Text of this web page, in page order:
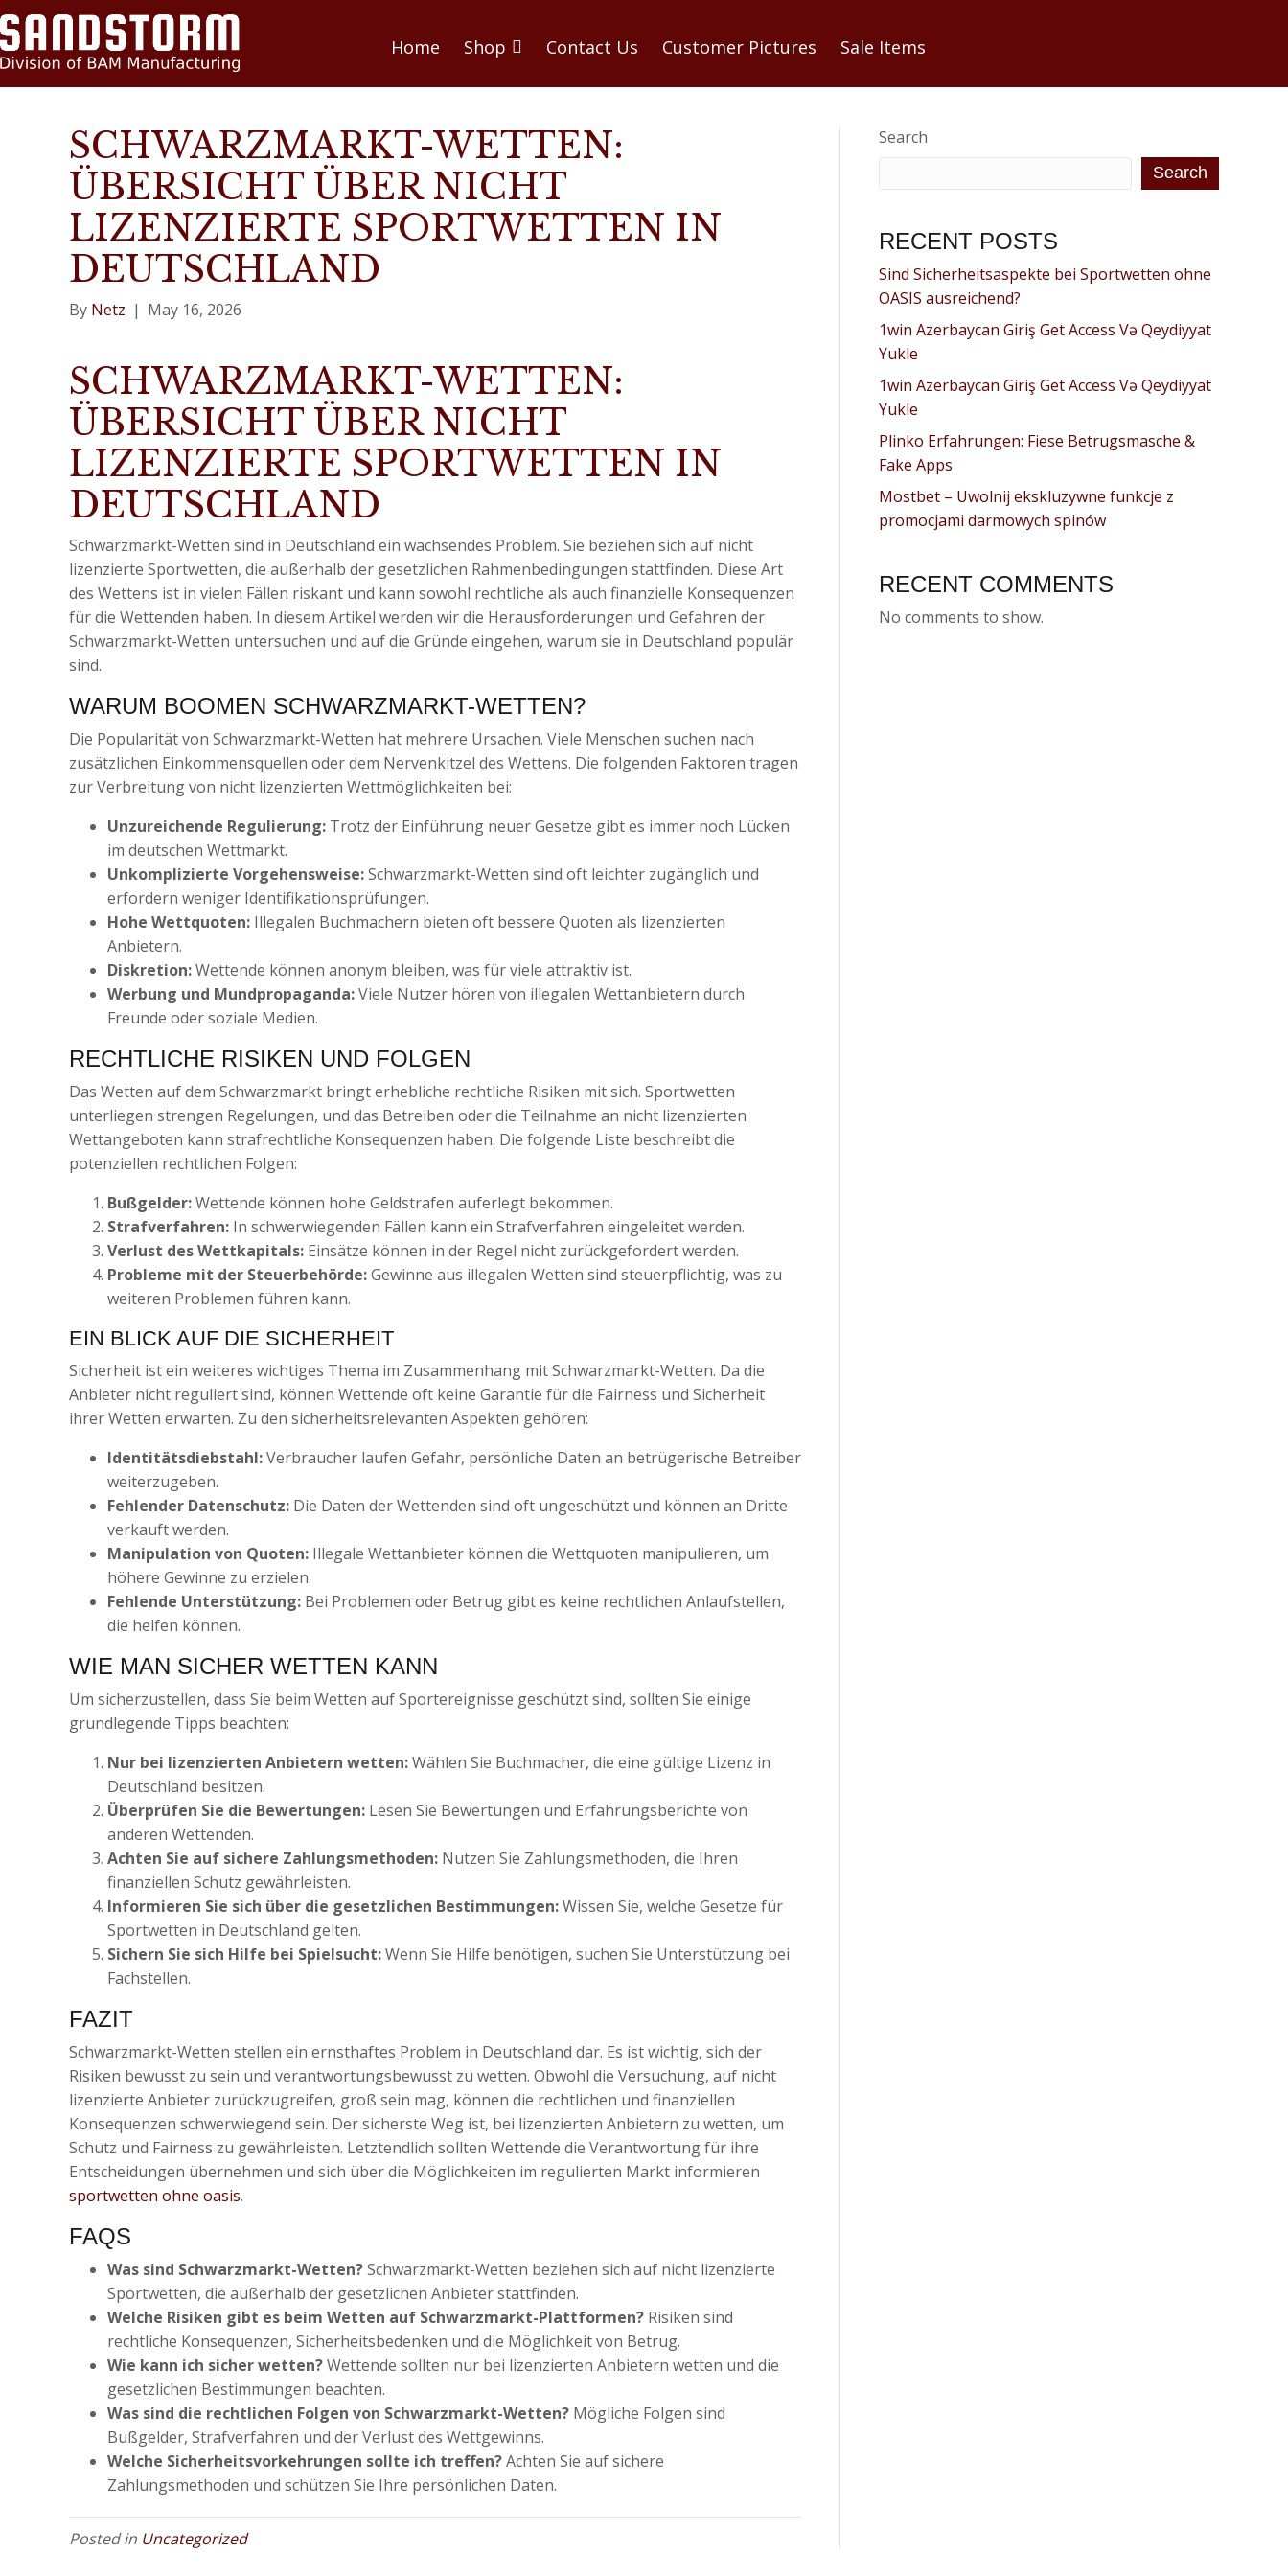
Home Shop Contact Us Customer Pictures Sale Items
SCHWARZMARKT-WETTEN:
ÜBERSICHT ÜBER NICHT
LIZENZIERTE SPORTWETTEN IN
DEUTSCHLAND
By Netz | May 16, 2026
SCHWARZMARKT-WETTEN:
ÜBERSICHT ÜBER NICHT
LIZENZIERTE SPORTWETTEN IN
DEUTSCHLAND
Schwarzmarkt-Wetten sind in Deutschland ein wachsendes Problem. Sie beziehen sich auf nicht
lizenzierte Sportwetten, die außerhalb der gesetzlichen Rahmenbedingungen stattfinden. Diese Art
des Wettens ist in vielen Fällen riskant und kann sowohl rechtliche als auch finanzielle Konsequenzen
für die Wettenden haben. In diesem Artikel werden wir die Herausforderungen und Gefahren der
Schwarzmarkt-Wetten untersuchen und auf die Gründe eingehen, warum sie in Deutschland populär
sind.
WARUM BOOMEN SCHWARZMARKT-WETTEN?
Die Popularität von Schwarzmarkt-Wetten hat mehrere Ursachen. Viele Menschen suchen nach
zusätzlichen Einkommensquellen oder dem Nervenkitzel des Wettens. Die folgenden Faktoren tragen
zur Verbreitung von nicht lizenzierten Wettmöglichkeiten bei:
Unzureichende Regulierung: Trotz der Einführung neuer Gesetze gibt es immer noch Lücken
im deutschen Wettmarkt.
Unkomplizierte Vorgehensweise:Schwarzmarkt-Wetten sind oft leichter zugänglich und
erfordern weniger Identifikationsprüfungen.
Hohe Wettquoten: Illegalen Buchmachern bieten oft bessere Quoten als lizenzierten
Anbietern.
Diskretion:Wettende können anonym bleiben, was für viele attraktiv ist.
Werbung und Mundpropaganda:Viele Nutzer hören von illegalen Wettanbietern durch
Freunde oder soziale Medien.
RECHTLICHE RISIKEN UND FOLGEN
Das Wetten auf dem Schwarzmarkt bringt erhebliche rechtliche Risiken mit sich. Sportwetten
unterliegen strengen Regelungen, und das Betreiben oder die Teilnahme an nicht lizenzierten
Wettangeboten kann strafrechtliche Konsequenzen haben. Die folgende Liste beschreibt die
potenziellen rechtlichen Folgen:
Bußgelder:Wettende können hohe Geldstrafen auferlegt bekommen.
Strafverfahren: In schwerwiegenden Fällen kann ein Strafverfahren eingeleitet werden.
Verlust des Wettkapitals: Einsätze können in der Regel nicht zurückgefordert werden.
Probleme mit der Steuerbehörde:Gewinne aus illegalen Wetten sind steuerpflichtig, was zu
weiteren Problemen führen kann.
EIN BLICK AUF DIE SICHERHEIT
Sicherheit ist ein weiteres wichtiges Thema im Zusammenhang mit Schwarzmarkt-Wetten. Da die
Anbieter nicht reguliert sind, können Wettende oft keine Garantie für die Fairness und Sicherheit
ihrer Wetten erwarten. Zu den sicherheitsrelevanten Aspekten gehören:
Identitätsdiebstahl:Verbraucher laufen Gefahr, persönliche Daten an betrügerische Betreiber
weiterzugeben.
Fehlender Datenschutz: Die Daten der Wettenden sind oft ungeschützt und können an Dritte
verkauft werden.
Manipulation von Quoten: Illegale Wettanbieter können die Wettquoten manipulieren, um
höhere Gewinne zu erzielen.
Fehlende Unterstützung: Bei Problemen oder Betrug gibt es keine rechtlichen Anlaufstellen,
die helfen können.
WIE MAN SICHER WETTEN KANN
Um sicherzustellen, dass Sie beim Wetten auf Sportereignisse geschützt sind, sollten Sie einige
grundlegende Tipps beachten:
Nur bei lizenzierten Anbietern wetten:Wählen Sie Buchmacher, die eine gültige Lizenz in
Deutschland besitzen.
Überprüfen Sie die Bewertungen: Lesen Sie Bewertungen und Erfahrungsberichte von
anderen Wettenden.
Achten Sie auf sichere Zahlungsmethoden: Nutzen Sie Zahlungsmethoden, die Ihren
finanziellen Schutz gewährleisten.
Informieren Sie sich über die gesetzlichen Bestimmungen:Wissen Sie, welche Gesetze für
Sportwetten in Deutschland gelten.
Sichern Sie sich Hilfe bei Spielsucht:Wenn Sie Hilfe benötigen, suchen Sie Unterstützung bei
Fachstellen.
FAZIT
Schwarzmarkt-Wetten stellen ein ernsthaftes Problem in Deutschland dar. Es ist wichtig, sich der
Risiken bewusst zu sein und verantwortungsbewusst zu wetten. Obwohl die Versuchung, auf nicht
lizenzierte Anbieter zurückzugreifen, groß sein mag, können die rechtlichen und finanziellen
Konsequenzen schwerwiegend sein. Der sicherste Weg ist, bei lizenzierten Anbietern zu wetten, um
Schutz und Fairness zu gewährleisten. Letztendlich sollten Wettende die Verantwortung für ihre
Entscheidungen übernehmen und sich über die Möglichkeiten im regulierten Markt informieren
sportwetten ohne oasis.
FAQS
Was sind Schwarzmarkt-Wetten?Schwarzmarkt-Wetten beziehen sich auf nicht lizenzierte
Sportwetten, die außerhalb der gesetzlichen Anbieter stattfinden.
Welche Risiken gibt es beim Wetten auf Schwarzmarkt-Plattformen? Risiken sind
rechtliche Konsequenzen, Sicherheitsbedenken und die Möglichkeit von Betrug.
Wie kann ich sicher wetten?Wettende sollten nur bei lizenzierten Anbietern wetten und die
gesetzlichen Bestimmungen beachten.
Was sind die rechtlichen Folgen von Schwarzmarkt-Wetten? Mögliche Folgen sind
Bußgelder, Strafverfahren und der Verlust des Wettgewinns.
Welche Sicherheitsvorkehrungen sollte ich treffen?Achten Sie auf sichere
Zahlungsmethoden und schützen Sie Ihre persönlichen Daten.
Posted in Uncategorized
Search
Search
RECENT POSTS
Sind Sicherheitsaspekte bei Sportwetten ohne
OASIS ausreichend?
1win Azerbaycan Giriş Get Access Və Qeydiyyat
Yukle
1win Azerbaycan Giriş Get Access Və Qeydiyyat
Yukle
Plinko Erfahrungen: Fiese Betrugsmasche &
Fake Apps
Mostbet – Uwolnij ekskluzywne funkcje z
promocjami darmowych spinów
RECENT COMMENTS
No comments to show.